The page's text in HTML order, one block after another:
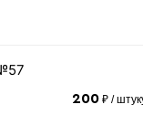
200₽ /